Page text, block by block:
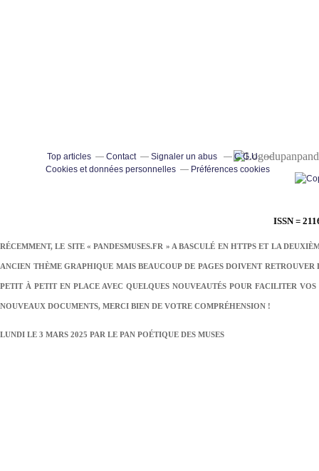
ISSN =
RÉCEMMENT, LE SITE « PANDESMUSES.FR » A BASCULÉ EN HTTPS ET LA
ANCIEN THÈME GRAPHIQUE MAIS BEAUCOUP DE PAGES DOIVENT
PETIT À PETIT EN PLACE AVEC QUELQUES NOUVEAUTÉS POUR FACILITER
NOUVEAUX DOCUMENTS, MERCI BIEN DE VOTRE COMPRÉHENSION !
LUNDI LE 3 MARS 2025 PAR LE PAN POÉTIQUE DES MUSES
Top articles Contact Signaler un abus
C.G.U.
Cookies et données personnelles
Préférences cookies